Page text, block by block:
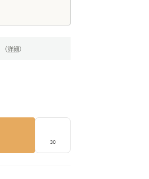
（詳細）